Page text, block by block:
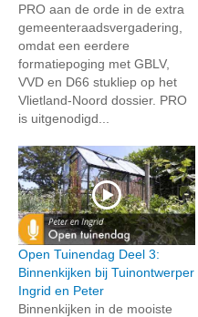
PRO aan de orde in de extra
gemeenteraadsvergadering,
omdat een eerdere
formatiepoging met GBLV,
VVD en D66 stukliep op het
Vlietland-Noord dossier. PRO
is uitgenodigd...
Open Tuinendag Deel 3:
Binnenkijken bij Tuinontwerper
Ingrid en Peter
Binnenkijken in de mooiste